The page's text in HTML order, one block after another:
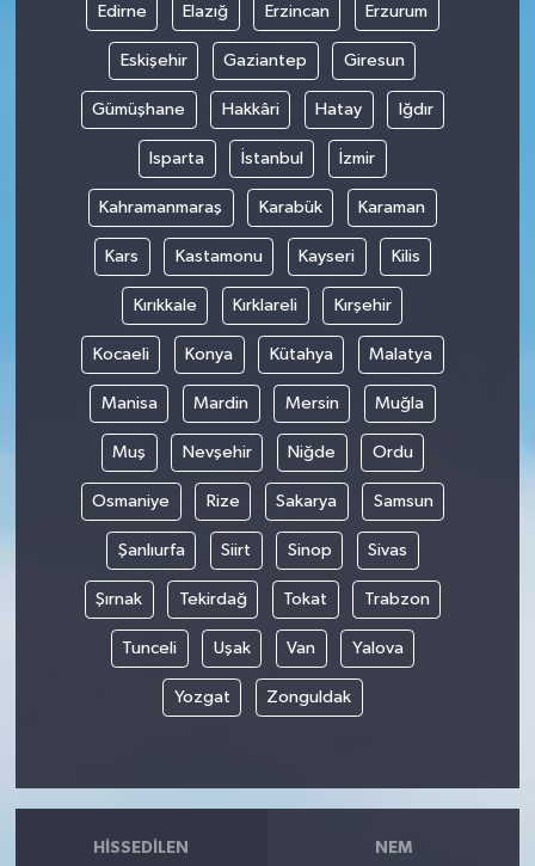
Edirne Elazığ Erzincan Erzurum
Eskişehir Gaziantep Giresun
Gümüşhane Hakkâri Hatay Iğdır
Isparta İstanbul İzmir
Kahramanmaraş Karabük Karaman
Kars Kastamonu Kayseri Kilis
Kırıkkale Kırklareli Kırşehir
Kocaeli Konya Kütahya Malatya
Manisa Mardin Mersin Muğla
Muş Nevşehir Niğde Ordu
Osmaniye Rize Sakarya Samsun
Şanlıurfa Siirt Sinop Sivas
Şırnak Tekirdağ Tokat Trabzon
Tunceli Uşak Van Yalova
Yozgat Zonguldak
HISSEDILEN NEM